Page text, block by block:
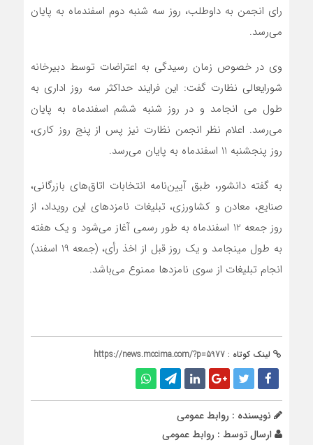
رای انجمن به داوطلب، روز سه شنبه دوم اسفندماه به پایان
می‌رسد.
وی در خصوص زمان رسیدگی به اعتراضات توسط دبیرخانه
شورایعالی نظارت گفت: این فرایند حداکثر سه روز اداری به
طول می انجامد و در روز شنبه ششم اسفندماه به پایان
می‌رسد. اعلام نظر انجمن نظارت نیز پس از پنج روز کاری،
روز پنجشنبه 11 اسفندماه به پایان می‌رسد.
به گفته دانشور، طبق آیین‌نامه انتخابات اتاق‌های بازرگانی،
صنایع، معادن و کشاورزی، تبلیغات نامزدهای این رویداد، از
روز جمعه 12 اسفندماه به طور رسمی آغاز می‌شود و یک هفته
به طول مینجامد و یک روز قبل از اخذ رأی، (جمعه 19 اسفند)
انجام تبلیغات از سوی نامزدها ممنوع می‌باشد.
لینک کوتاه : https://news.mccima.com/?p=5977
نویسنده : روابط عمومی
ارسال توسط : روابط عمومی